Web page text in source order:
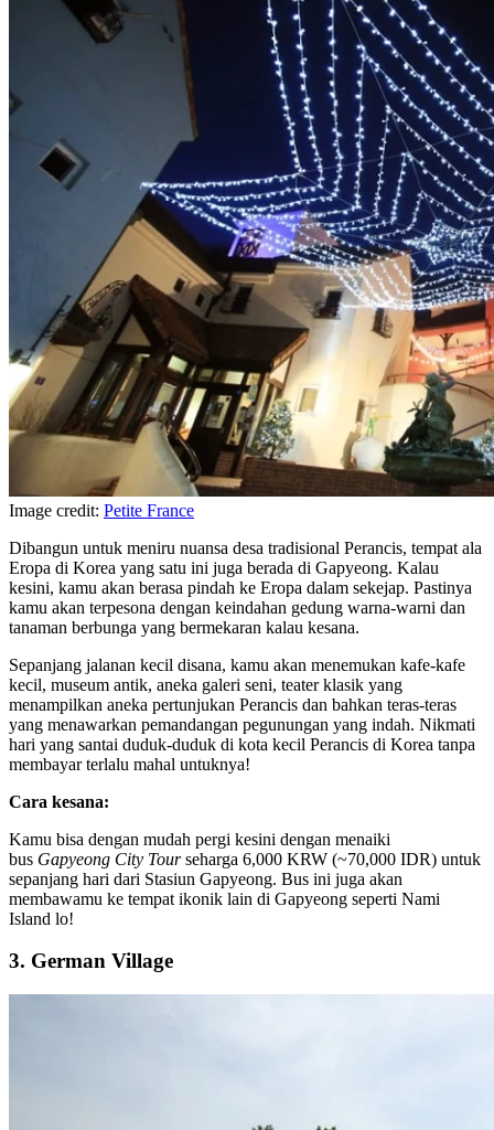
Image credit: Petite France
Dibangun untuk meniru nuansa desa tradisional Perancis, tempat ala
Eropa di Korea yang satu ini juga berada di Gapyeong. Kalau
kesini, kamu akan berasa pindah ke Eropa dalam sekejap. Pastinya
kamu akan terpesona dengan keindahan gedung warna-warni dan
tanaman berbunga yang bermekaran kalau kesana.
Sepanjang jalanan kecil disana, kamu akan menemukan kafe-kafe
kecil, museum antik, aneka galeri seni, teater klasik yang
menampilkan aneka pertunjukan Perancis dan bahkan teras-teras
yang menawarkan pemandangan pegunungan yang indah. Nikmati
hari yang santai duduk-duduk di kota kecil Perancis di Korea tanpa
membayar terlalu mahal untuknya!
Cara kesana:
Kamu bisa dengan mudah pergi kesini dengan menaiki
bus Gapyeong City Tourseharga 6,000 KRW (~70,000 IDR) untuk
sepanjang hari dari Stasiun Gapyeong. Bus ini juga akan
membawamu ke tempat ikonik lain di Gapyeong seperti Nami
Island lo!
3. German Village